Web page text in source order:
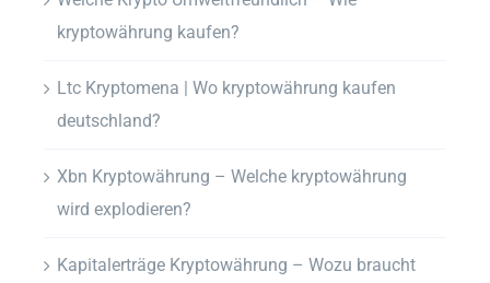
kryptowährung kaufen?
Ltc Kryptomena | Wo kryptowährung kaufen
deutschland?
Xbn Kryptowährung – Welche kryptowährung
wird explodieren?
Kapitalerträge Kryptowährung – Wozu braucht